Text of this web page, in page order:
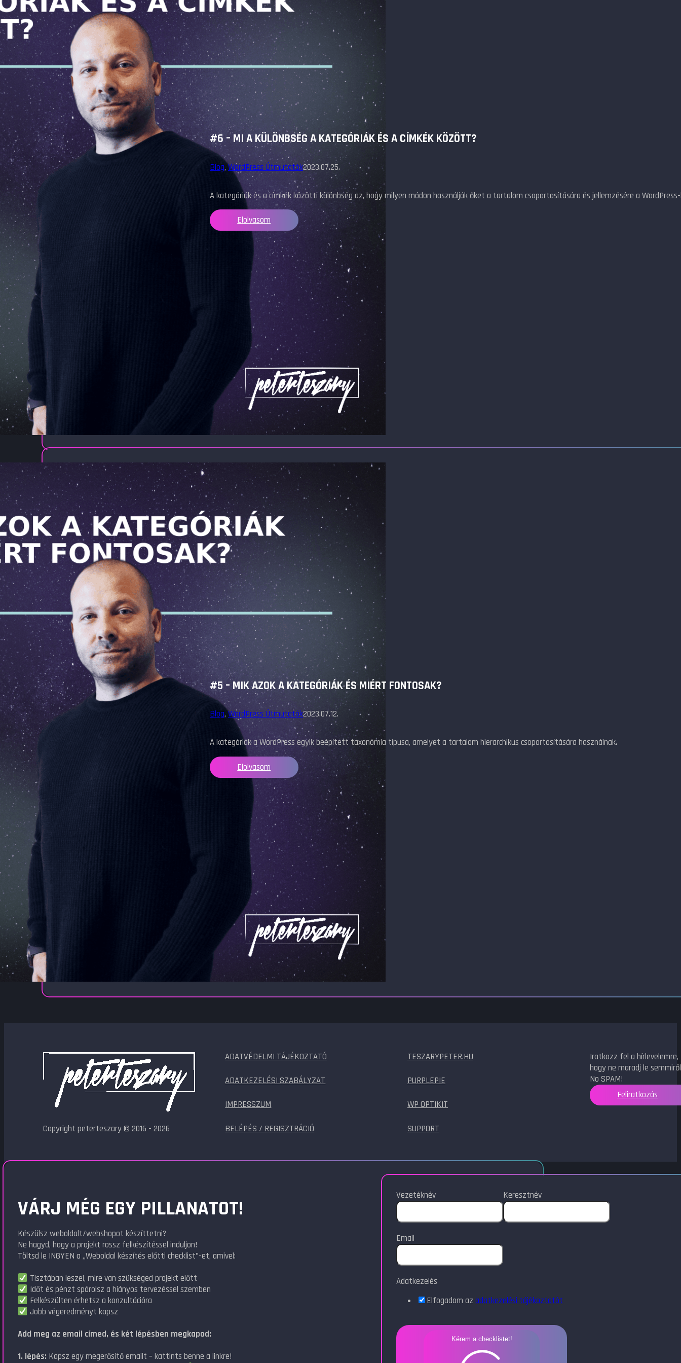
#6 – MI A KÜLÖNBSÉG A KATEGÓRIÁK ÉS A CÍMKÉK KÖZÖTT?
Blog,WordPress Útmutatók2023.07.25.
A kategóriák és a címkék közötti különbség az, hogy milyen módon használják őket a tartalom csoportosítására és jellemzésére a
Elolvasom
#5 – MIK AZOK A KATEGÓRIÁK ÉS MIÉRT FONTOSAK?
Blog,WordPress Útmutatók2023.07.12.
A kategóriák a WordPress egyik beépített taxonómia típusa, amelyet a tartalom hierarchikus csoportosítására használnak.
Elolvasom
Copyright peterteszary © 2016 - 2026
ADATVÉDELMI TÁJÉKOZTATÓ
ADATKEZELÉSI SZABÁLYZAT
IMPRESSZUM
BELÉPÉS / REGISZTRÁCIÓ
TESZARYPETER.HU
PURPLEPIE
WP OPTIKIT
SUPPORT
Iratkozz fel a hírlevelemre,
hogy ne maradj le
No SPAM!
Feliratkozás
VÁRJ MÉG EGY PILLANATOT!
Készülsz weboldalt/webshopot készíttetni?
Ne hagyd, hogy a projekt rossz felkészítéssel induljon!
Töltsd le INGYEN a „Weboldal készítés előtti checklist"-et, amivel:
Tisztában leszel, mire van szükséged projekt előtt
Időt és pénzt spórolsz a hiányos tervezéssel szemben
Felkészülten érhetsz a konzultációra
Jobb végeredményt kapsz
Add meg az email címed, és két lépésben megkapod:
1. lépés: Kapsz egy megerősítő emailt – kattints benne a linkre!
Vezetéknév Keresztnév
Email
Adatkezelés
Elfogadom az adatkezelési tájékoztatót
Kérem a checklistet!